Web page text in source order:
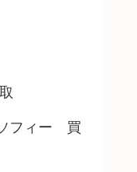
フィー 買